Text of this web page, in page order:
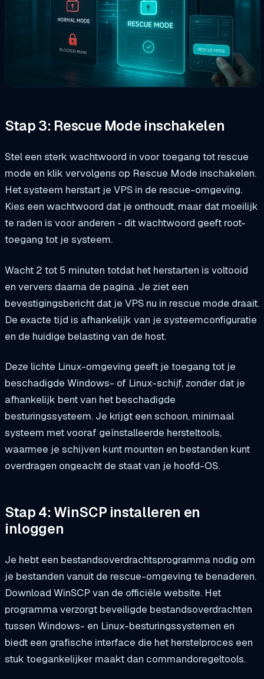
Stap 3: Rescue Mode inschakelen
Stel een sterk wachtwoord in voor toegang tot rescue
mode en klik vervolgens op Rescue Mode inschakelen.
Het systeem herstart je VPS in de rescue-omgeving.
Kies een wachtwoord dat je onthoudt, maar dat moeilijk
te raden is voor anderen - dit wachtwoord geeft root-
toegang tot je systeem.
Wacht 2 tot 5 minuten totdat het herstarten is voltooid
en ververs daarna de pagina. Je ziet een
bevestigingsbericht dat je VPS nu in rescue mode draait.
De exacte tijd is afhankelijk van je systeemconfiguratie
en de huidige belasting van de host.
Deze lichte Linux-omgeving geeft je toegang tot je
beschadigde Windows- of Linux-schijf, zonder dat je
afhankelijk bent van het beschadigde
besturingssysteem. Je krijgt een schoon, minimaal
systeem met vooraf geïnstalleerde hersteltools,
waarmee je schijven kunt mounten en bestanden kunt
overdragen ongeacht de staat van je hoofd-OS.
Stap 4: WinSCP installeren en
inloggen
Je hebt een bestandsoverdrachtsprogramma nodig om
je bestanden vanuit de rescue-omgeving te benaderen.
Download WinSCP van de officiële website. Het
programma verzorgt beveiligde bestandsoverdrachten
tussen Windows- en Linux-besturingssystemen en
biedt een grafische interface die het herstelproces een
stuk toegankelijker maakt dan commandoregeltools.